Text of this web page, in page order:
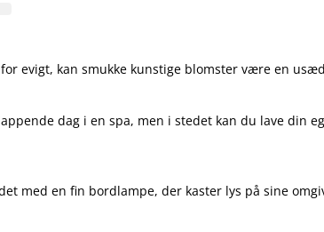
evigt, kan smukke kunstige blomster være en
dag i en spa, men i stedet kan du lave din
med en fin bordlampe, der kaster lys på sine